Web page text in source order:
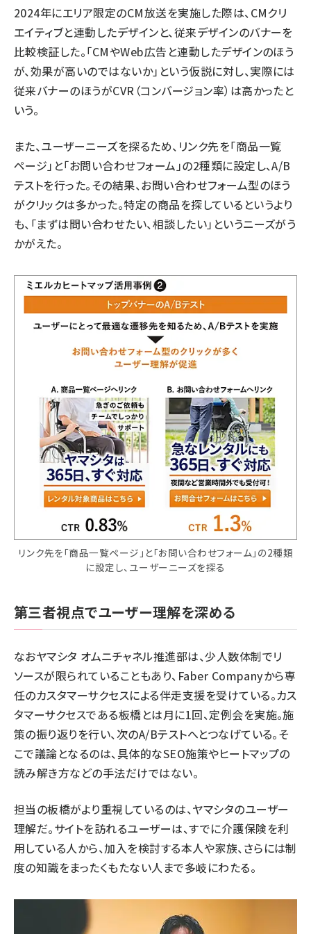
2024年にエリア限定のCM放送を実施した際は、CMクリ
エイティブと連動したデザインと、従来デザインのバナーを
比較検証した。「CMやWeb広告と連動したデザインのほう
が、効果が高いのではないか」という仮説に対し、実際には
従来バナーのほうがCVR（コンバージョン率）は高かったと
いう。
また、ユーザーニーズを探るため、リンク先を「商品一覧
ページ」と「お問い合わせフォーム」の2種類に設定し、A/B
テストを行った。その結果、お問い合わせフォーム型のほう
がクリックは多かった。特定の商品を探しているというより
も、「まずは問い合わせたい、相談したい」というニーズがう
かがえた。
リンク先を「商品一覧ページ」と「お問い合わせフォーム」の2種類
に設定し、ユーザーニーズを探る
第三者視点でユーザー理解を深める
なおヤマシタ オムニチャネル推進部は、少人数体制でリ
ソースが限られていることもあり、Faber Companyから専
任のカスタマーサクセスによる伴走支援を受けている。カス
タマーサクセスである板橋とは月に1回、定例会を実施。施
策の振り返りを行い、次のA/Bテストへとつなげている。そ
こで議論となるのは、具体的なSEO施策やヒートマップの
読み解き方などの手法だけではない。
担当の板橋がより重視しているのは、ヤマシタのユーザー
理解だ。サイトを訪れるユーザーは、すでに介護保険を利
用している人から、加入を検討する本人や家族、さらには制
度の知識をまったくもたない人まで多岐にわたる。